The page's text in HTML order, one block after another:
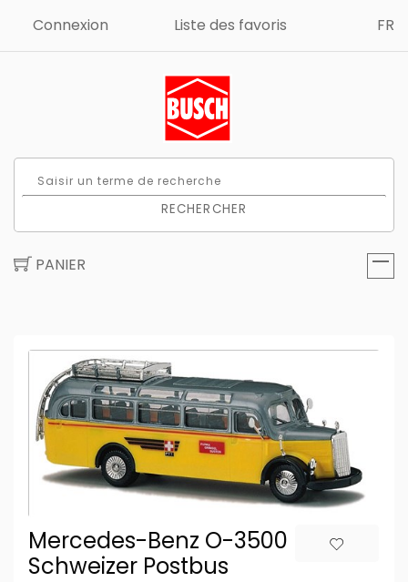
Connexion Liste des favoris FR
RECHERCHER
PANIER
Mercedes-Benz O-3500
Schweizer Postbus